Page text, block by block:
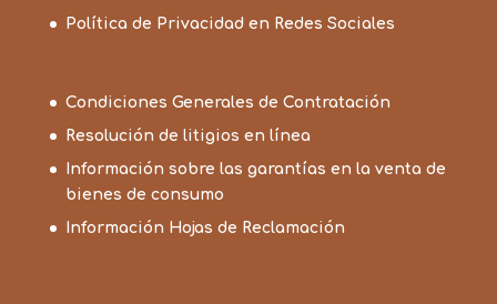
Política de Privacidad en Redes Sociales
Condiciones Generales de Contratación
Resolución de litigios en línea
Información sobre las garantías en la venta de
bienes de consumo
Información Hojas de Reclamación